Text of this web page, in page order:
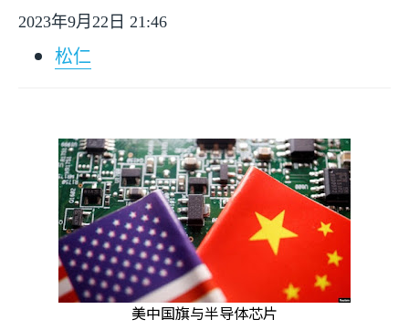
2023年9月 22 日 21:46
松仁
美中国旗与半导体芯片